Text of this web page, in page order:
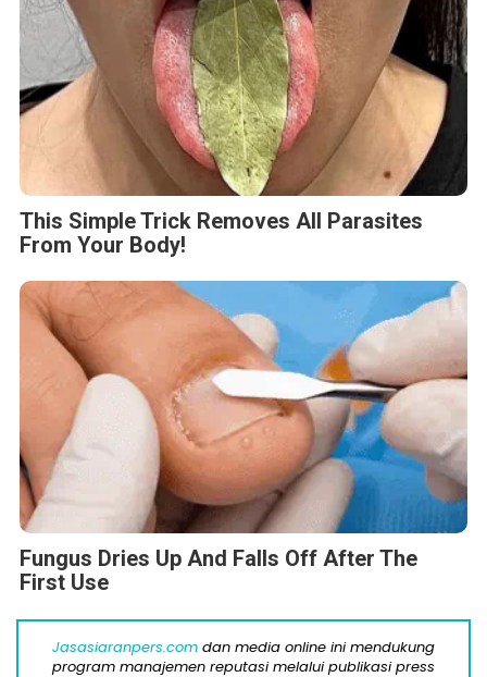
This Simple Trick Removes All Parasites
From Your Body!
Fungus Dries Up And Falls Off After The
First Use
Jasasiaranpers.com dan media online ini mendukung
program manajemen reputasi melalui publikasi press